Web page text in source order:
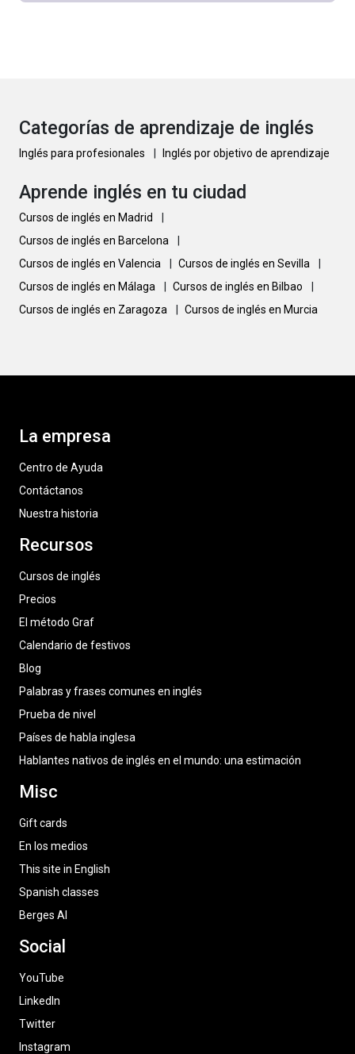
Categorías de aprendizaje de inglés
Inglés para profesionales Inglés por objetivo de aprendizaje
Aprende inglés en tu ciudad
Cursos de inglés en Madrid
Cursos de inglés en Barcelona
Cursos de inglés en Valencia
Cursos de inglés en Sevilla
Cursos de inglés en Málaga
Cursos de inglés en Bilbao
Cursos de inglés en Zaragoza
Cursos de inglés en Murcia
La empresa
Centro de Ayuda
Contáctanos
Nuestra historia
Recursos
Cursos de inglés
Precios
El método Graf
Calendario de festivos
Blog
Palabras y frases comunes en inglés
Prueba de nivel
Países de habla inglesa
Hablantes nativos de inglés en el mundo: una estimación
Misc
Gift cards
En los medios
This site in English
Spanish classes
Berges AI
Social
YouTube
LinkedIn
Twitter
Instagram